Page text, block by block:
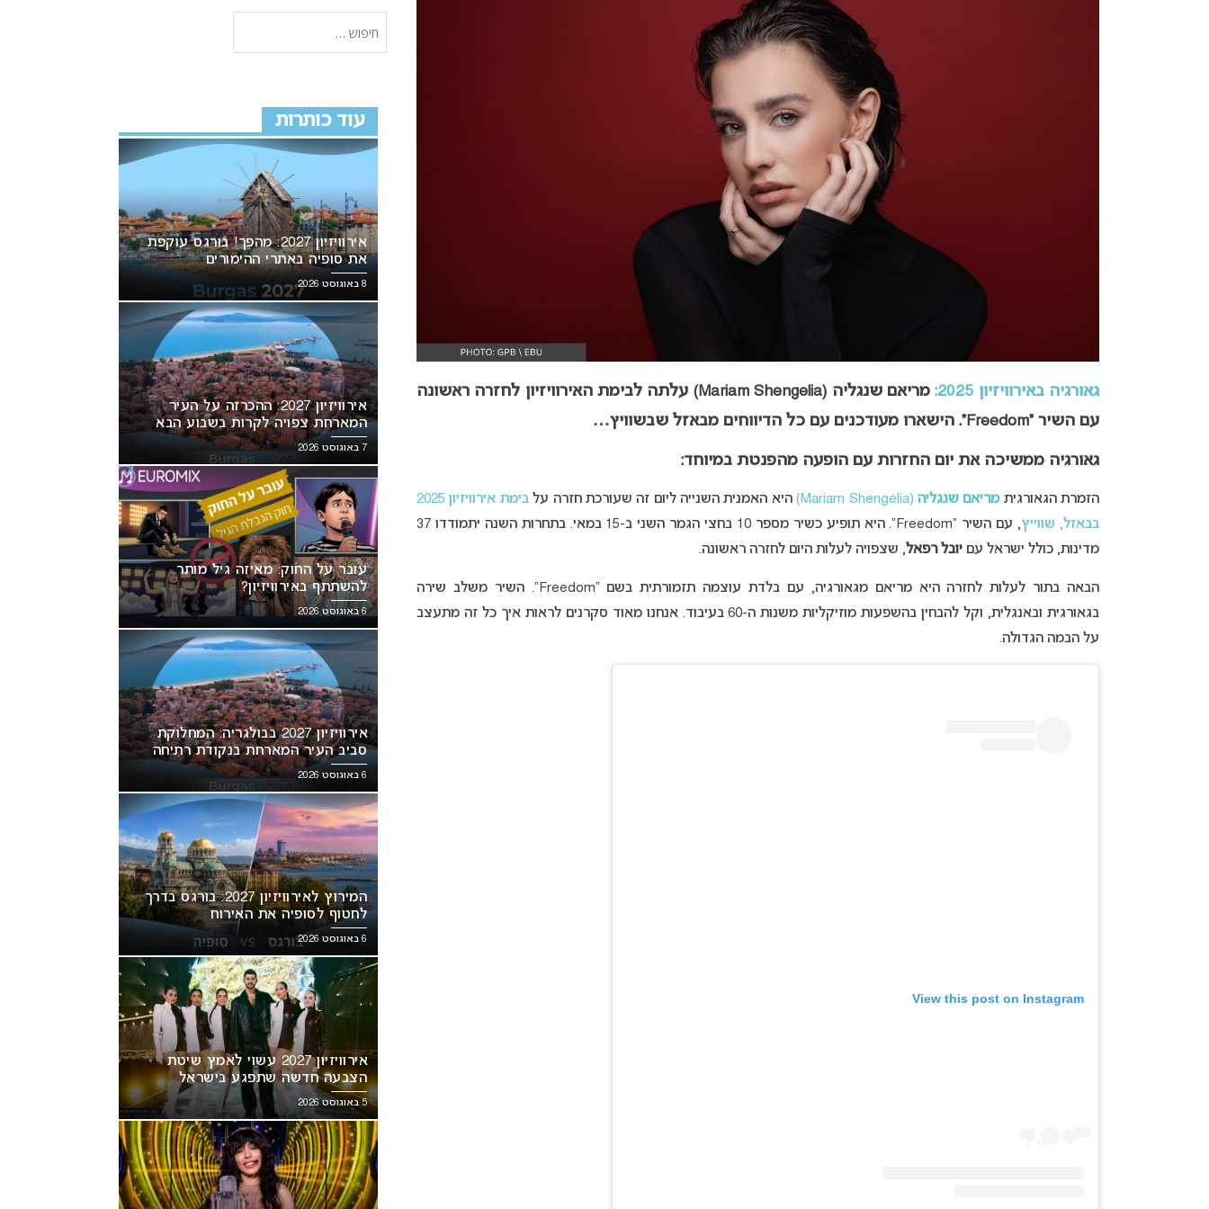
גאורגיה באירוויזיון 2025: מריאם שנגליה (Mariam Shengelia)
עלתה לבימת האירוויזיון לחזרה ראשונה
עם השיר “Freedom”
. הישארו מעודכנים עם כל הדיווחים מבאזל שבשוויץ…
גאורגיה ממשיכה את יום החזרות עם הופעה מהפנטת במיוחד:
הזמרת הגאורגיתמריאם שנגליה (Mariam Shengelia) היא האמנית השנייה ליום זה שעורכת חזרה על
בימת אירוויזיון 2025
בבאזל, שווייץ
, עם השיר “Freedom”. היא תופיע כשיר מספר 10 בחצי הגמר השני ב-15 במאי. בתחרות השנה יתמודדו 37
מדינות, כולל ישראל עם יובל רפאל, שצפויה לעלות היום לחזרה ראשונה.
הבאה בתור לעלות לחזרה היא מריאם מגאורגיה, עם בלדת עוצמה תזמורתית בשם “Freedom”. השיר משלב שירה
בגאורגית ובאנגלית, וקל להבחין בהשפעות מוזיקליות משנות ה-60 בעיבוד. אנחנו מאוד סקרנים לראות איך כל זה מתעצב
על הבמה הגדולה.
View this post on Instagram
עוד כותרות
אירוויזיון 2027: מהפך! בורגס עוקפת
את סופיה באתרי ההימורים
8 באוגוסט 2026
אירוויזיון 2027: ההכרזה על העיר
המארחת צפויה לקרות בשבוע הבא
7 באוגוסט 2026
עובר על החוק: מאיזה גיל מותר
להשתתף באירוויזיון?
6 באוגוסט 2026
אירוויזיון 2027 בבולגריה: המחלוקת
סביב העיר המארחת בנקודת רתיחה
6 באוגוסט 2026
המירוץ לאירוויזיון 2027: בורגס בדרך
לחטוף לסופיה את האירוח
6 באוגוסט 2026
אירוויזיון 2027 עשוי לאמץ שיטת
הצבעה חדשה שתפגע בישראל
5 באוגוסט 2026